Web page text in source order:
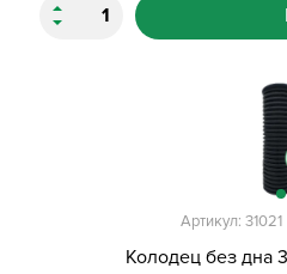
Колодец без дна
Артикул: 31021